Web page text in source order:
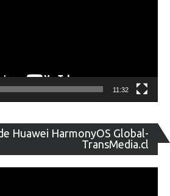
11:32
Huawei HarmonyOS Global-
TransMedia.cl
de